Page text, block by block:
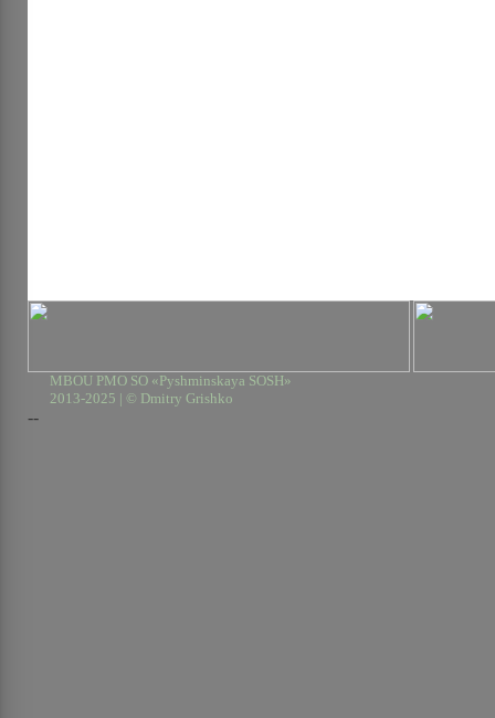
MBOU PMO SO «Pyshminskaya SOSH»
2013-2025 | © Dmitry Grishko
--